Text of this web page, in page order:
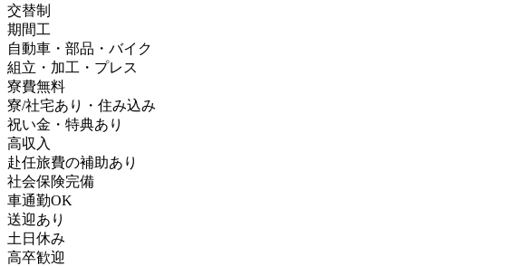
交替制
期間工
自動車・部品・バイク
組立・加工・プレス
寮費無料
寮/社宅あり・住み込み
祝い金・特典あり
高収入
赴任旅費の補助あり
社会保険完備
車通勤OK
送迎あり
土日休み
高卒歓迎